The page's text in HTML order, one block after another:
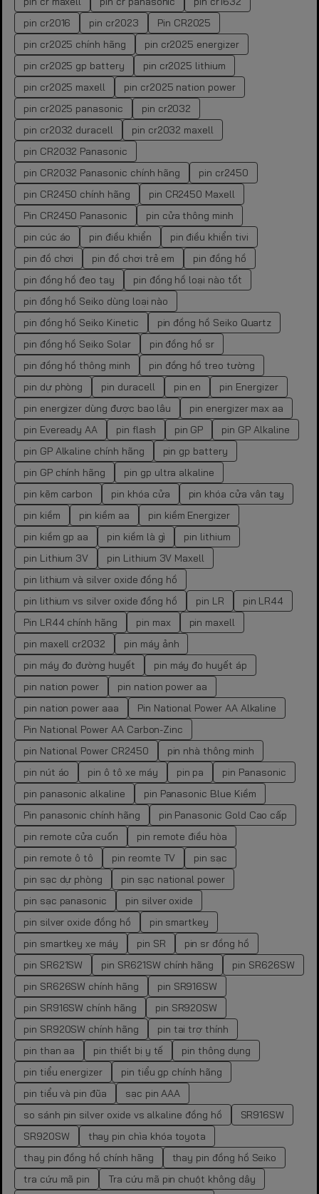
pin cr2016
pin cr2023
Pin CR2025
pin cr2025 chính hãng
pin cr2025 energizer
pin cr2025 gp battery
pin cr2025 lithium
pin cr2025 maxell
pin cr2025 nation power
pin cr2025 panasonic
pin cr2032
pin cr2032 duracell
pin cr2032 maxell
pin CR2032 Panasonic
pin CR2032 Panasonic chính hãng
pin cr2450
pin CR2450 chính hãng
pin CR2450 Maxell
Pin CR2450 Panasonic
pin cửa thông minh
pin cúc áo
pin điều khiển
pin điều khiển tivi
pin đồ chơi
pin đồ chơi trẻ em
pin đồng hồ
pin đồng hồ đeo tay
pin đồng hồ loại nào tốt
pin đồng hồ Seiko dùng loại nào
pin đồng hồ Seiko Kinetic
pin đồng hồ Seiko Quartz
pin đồng hồ Seiko Solar
pin đồng hồ sr
pin đồng hồ thông minh
pin đồng hồ treo tường
pin dự phòng
pin duracell pin en
pin Energizer
pin energizer dùng được bao lâu
pin energizer max aa
pin Eveready AA
pin flash pin GP
pin GP Alkaline
pin GP Alkaline chính hãng
pin gp battery
pin GP chính hãng
pin gp ultra alkaline
pin kẽm carbon
pin khóa cửa
pin khóa cửa vân tay
pin kiềm
pin kiềm aa
pin kiềm Energizer
pin kiềm gp aa
pin kiềm là gì
pin lithium
pin Lithium 3V
pin Lithium 3V Maxell
pin lithium và silver oxide đồng hồ
pin lithium vs silver oxide đồng hồ
pin LR
pin LR44
Pin LR44 chính hãng
pin max
pin maxell
pin maxell cr2032
pin máy ảnh
pin máy đo đường huyết
pin máy đo huyết áp
pin nation power
pin nation power aa
pin nation power aaa
Pin National Power AA Alkaline
Pin National Power AA Carbon-Zinc
pin National Power CR2450
pin nhà thông minh
pin nút áo
pin ô tô xe máy pin pa
pin Panasonic
pin panasonic alkaline
pin Panasonic Blue Kiềm
Pin panasonic chính hãng
pin Panasonic Gold Cao cấp
pin remote cửa cuốn
pin remote điều hòa
pin remote ô tô
pin reomte TV
pin sạc
pin sạc dự phòng
pin sạc national power
pin sạc panasonic
pin silver oxide
pin silver oxide đồng hồ
pin smartkey
pin smartkey xe máy
pin SR
pin sr đồng hồ
pin SR621SW
pin SR621SW chính hãng
pin SR626SW
pin SR626SW chính hãng
pin SR916SW
pin SR916SW chính hãng
pin SR920SW
pin SR920SW chính hãng
pin tai trợ thính
pin than aa
pin thiết bị y tế
pin thông dụng
pin tiểu energizer
pin tiểu gp chính hãng
pin tiểu và pin đũa
sạc pin AAA
so sánh pin silver oxide vs alkaline đồng hồ
SR916SW
SR920SW
thay pin chìa khóa toyota
thay pin đồng hồ chính hãng
thay pin đồng hồ Seiko
tra cứu mã pin
Tra cứu mã pin chuột không dây